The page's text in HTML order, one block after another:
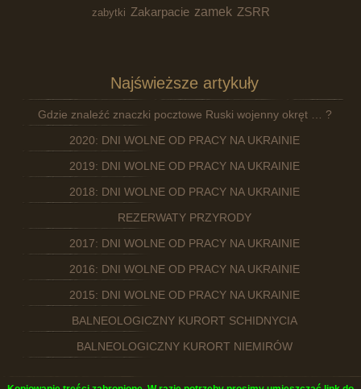
zabytki Zakarpacie zamek ZSRR
Najświeższe artykuły
Gdzie znaleźć znaczki pocztowe Ruski wojenny okręt … ?
2020: DNI WOLNE OD PRACY NA UKRAINIE
2019: DNI WOLNE OD PRACY NA UKRAINIE
2018: DNI WOLNE OD PRACY NA UKRAINIE
REZERWATY PRZYRODY
2017: DNI WOLNE OD PRACY NA UKRAINIE
2016: DNI WOLNE OD PRACY NA UKRAINIE
2015: DNI WOLNE OD PRACY NA UKRAINIE
BALNEOLOGICZNY KURORT SCHIDNYCIA
BALNEOLOGICZNY KURORT NIEMIRÓW